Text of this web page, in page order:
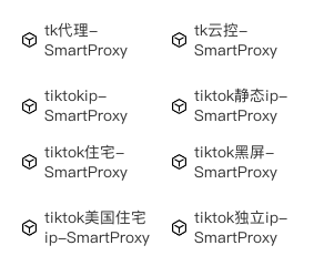
tk代理-
SmartProxy
tk云控-
SmartProxy
tiktokip-
SmartProxy
tiktok静态ip-
SmartProxy
tiktok住宅-
SmartProxy
tiktok黑屏-
SmartProxy
tiktok美国住宅
ip-SmartProxy
tiktok独立ip-
SmartProxy